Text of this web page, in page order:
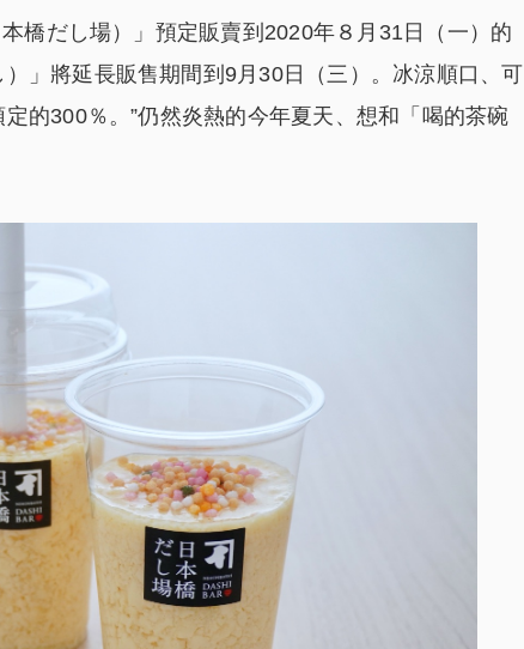
橋だし場）」預定販賣到2020年８月31日（一）的
」將延長販售期間到9月30日（三）。冰涼順口、可
的300％。”仍然炎熱的今年夏天、想和「喝的茶碗